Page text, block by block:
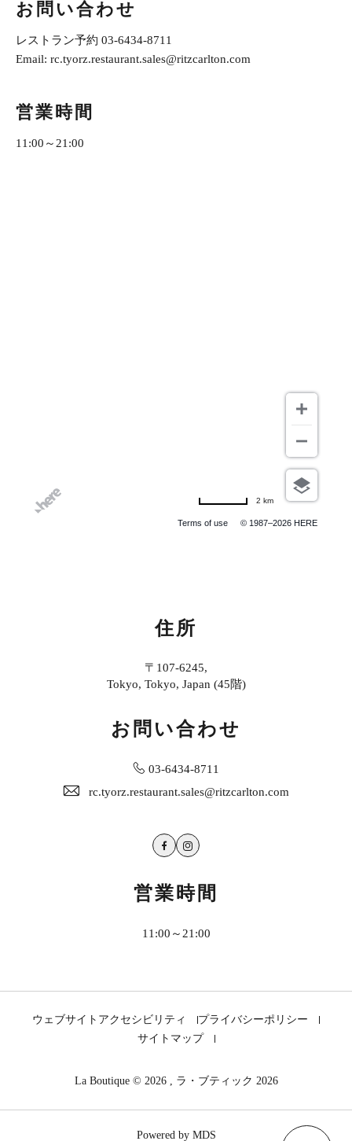
お問い合わせ
レストラン予約 03-6434-8711
Email: rc.tyorz.restaurant.sales@ritzcarlton.com
営業時間
11:00～21:00
Terms of use © 1987–2026 HERE
2 km
住所
〒107-6245,
Tokyo, Tokyo, Japan (45階)
お問い合わせ
03-6434-8711
rc.tyorz.restaurant.sales@ritzcarlton.com
FacebookInstagram
営業時間
11:00～21:00
ウェブサイトアクセシビリティ
プライバシーポリシー
サイトマップ
La Boutique © 2026 , ラ・ブティック 2026
Powered by MDS